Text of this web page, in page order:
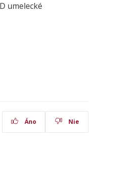
umelecké
Áno Nie